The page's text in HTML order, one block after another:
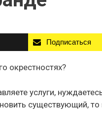
Подписаться
окрестностях?
услуги,
существующий,